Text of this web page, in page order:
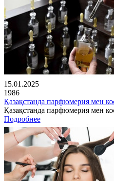
15.01.2025
1986
Қазақстанда парфюмерия мен
Қазақстанда парфюмерия мен
Подробнее